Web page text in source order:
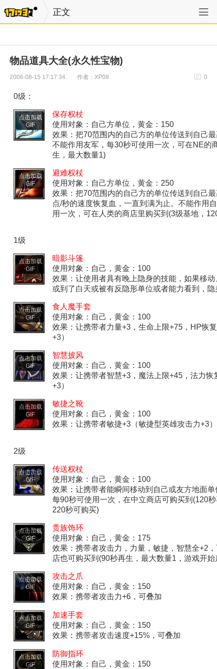
正文
物品道具大全(永久性宝物)
2006-08-15 17:17:34 作者：XP08 0
0级：
点击加载
GIF
保存权杖
使用对象：自己方单位，黄金：150
效果：把70范围内的自己方的单位传送到自己
不能作用友军，每30秒可使用一次，可在NE的
生，最大数量1)
点击加载
GIF
避难权杖
使用对象：自己方单位，黄金：250
效果：把70范围内的自己方的单位传送到自己
点/秒的速度恢复血，一直到满为止。不能作用
用一次，可在人类的商店里购买到(3级基地，
1级
点击加载
GIF
暗影斗篷
使用对象：自己，黄金：100
效果：让使用者具有晚上隐身的技能，如果移
或到了白天或被有反隐形单位或者能力看到，
点击加载
GIF
食人魔手套
使用对象：自己，黄金：100
效果：让携带者力量+3，生命上限+75，HP恢
+3）
点击加载
GIF
智慧披风
使用对象：自己，黄金：100
效果：让携带者智慧+3，魔法上限+45，法力
+3）
点击加载
GIF
敏捷之靴
使用对象：自己，黄金：100
效果：让携带者敏捷+3（敏捷型英雄攻击力+3）
2级
点击加载
GIF
传送权杖
使用对象：自己，黄金：100
效果：让携带者能瞬间移动到自己或友方地面
每90秒可使用一次，在中立商店可购买到(120
220秒可购买)
点击加载
GIF
贵族饰环
使用对象：自己，黄金：175
效果：携带者攻击力，力量，敏捷，智慧全+2
店也可购买到(90秒再生，最大数量1，游戏开
点击加载
GIF
攻击之爪
使用对象：自己，黄金：150
效果：携带者攻击力+6，可叠加
点击加载
GIF
加速手套
使用对象：自己，黄金：150
效果：携带者攻击速度+15%，可叠加
点击加载
GIF
防御指环
使用对象：自己，黄金：150